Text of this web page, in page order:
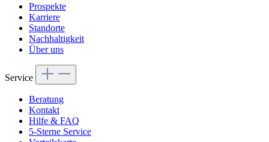
Prospekte
Karriere
Standorte
Nachhaltigkeit
Über uns
Service
Beratung
Kontakt
Hilfe & FAQ
5-Sterne Service